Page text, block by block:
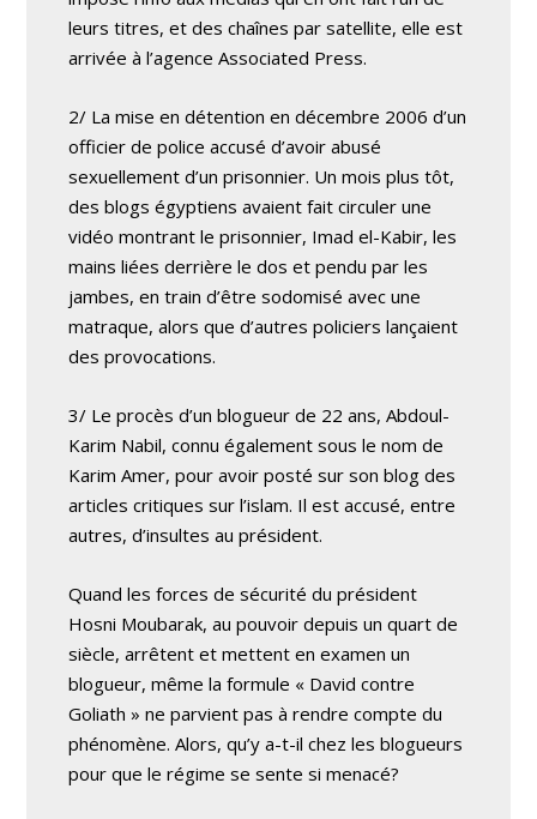
leurs titres, et des chaînes par satellite, elle est
arrivée à l’agence Associated Press.
2/ La mise en détention en décembre 2006 d’un
officier de police accusé d’avoir abusé
sexuellement d’un prisonnier. Un mois plus tôt,
des blogs égyptiens avaient fait circuler une
vidéo montrant le prisonnier, Imad el-Kabir, les
mains liées derrière le dos et pendu par les
jambes, en train d’être sodomisé avec une
matraque, alors que d’autres policiers lançaient
des provocations.
3/ Le procès d’un blogueur de 22 ans, Abdoul-
Karim Nabil, connu également sous le nom de
Karim Amer, pour avoir posté sur son blog des
articles critiques sur l’islam. Il est accusé, entre
autres, d’insultes au président.
Quand les forces de sécurité du président
Hosni Moubarak, au pouvoir depuis un quart de
siècle, arrêtent et mettent en examen un
blogueur, même la formule « David contre
Goliath » ne parvient pas à rendre compte du
phénomène. Alors, qu’y a-t-il chez les blogueurs
pour que le régime se sente si menacé?